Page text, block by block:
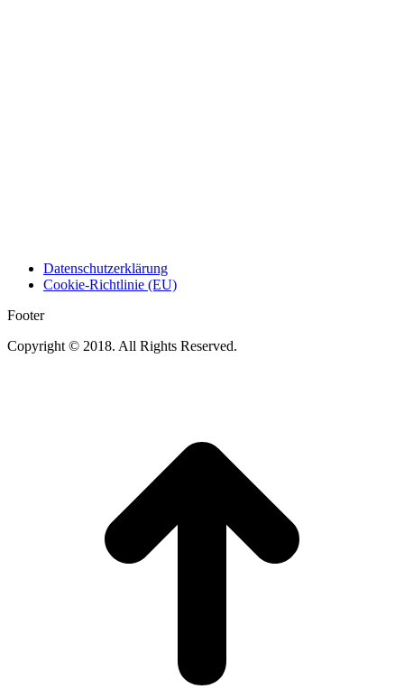
Datenschutzerklärung
Cookie-Richtlinie (EU)
Footer
Copyright © 2018. All Rights Reserved.